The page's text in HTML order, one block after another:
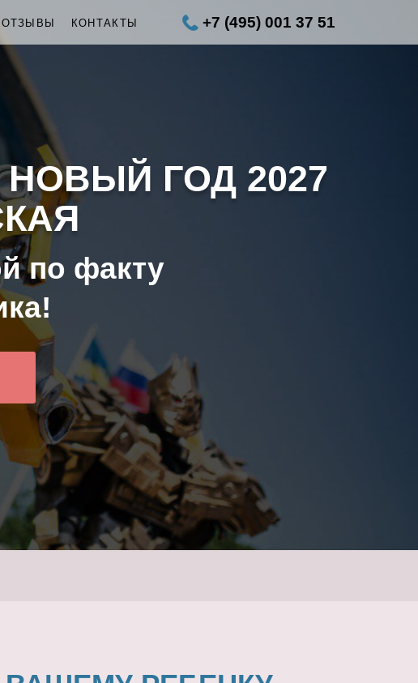
ОТЗЫВЫ КОНТАКТЫ +7 (495) 001 37 51
ГОД 2027
по факту